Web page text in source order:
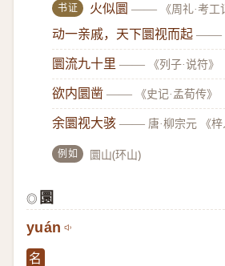
书证 火似圜 —— 《周礼·考工
动一亲戚，天下圜视而起 ——
圜流九十里 —— 《列子·说符》
欲内圜凿 —— 《史记·孟荀传》
余圜视大骇 —— 唐·柳宗元 《梓
例如 圜山(环山)
◎ 圜
yuán
名